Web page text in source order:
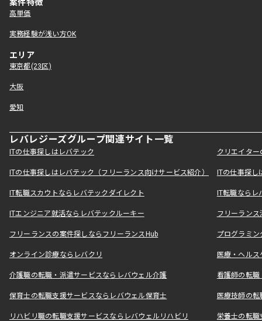
案件特徴
高単価
実務経験が浅い方OK
エリア
東京都(23区)
大阪
愛知
レバレジーズグループ関連サイト一覧
ITの仕事探しはレバテック クリエイタ
ITの仕事探しはレバテック（フリーランス向けサービス紹介） ITの仕事探
IT転職スカウトならレバテックダイレクト IT転職なら
ITエンジニア就活ならレバテックルーキー フリーラン
フリーランスの案件探しならフリーランスHub プログラミ
オンライン診療ならレバクリ 医療・ヘル
介護職の転職・派遣サービスならレバウェル介護 看護師の転
保育士の転職支援サービスならレバウェル保育士 医療技師の
リハビリ職の転職支援サービスならレバウェルリハビリ 栄養士の転